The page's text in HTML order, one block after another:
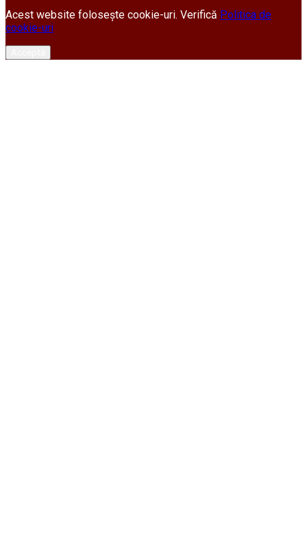
Acest website folosește cookie-uri. Verifică Politica de
cookie-uri